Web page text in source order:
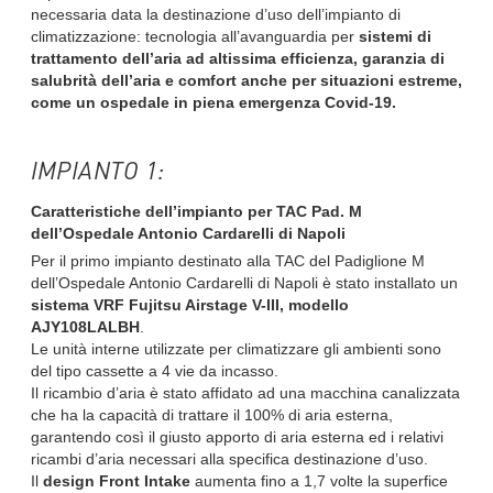
necessaria data la destinazione d’uso dell’impianto di
climatizzazione: tecnologia all’avanguardia per sistemi di
trattamento dell’aria ad altissima efficienza, garanzia di
salubrità dell’aria e comfort anche per situazioni estreme,
come un ospedale in piena emergenza Covid-19.
IMPIANTO 1:
Caratteristiche dell’impianto per TAC Pad. M
dell’Ospedale Antonio Cardarelli di Napoli
Per il primo impianto destinato alla TAC del Padiglione M
dell’Ospedale Antonio Cardarelli di Napoli è stato installato un
sistema VRF Fujitsu Airstage V-III, modello
AJY108LALBH.
Le unità interne utilizzate per climatizzare gli ambienti sono
del tipo cassette a 4 vie da incasso.
Il ricambio d’aria è stato affidato ad una macchina canalizzata
che ha la capacità di trattare il 100% di aria esterna,
garantendo così il giusto apporto di aria esterna ed i relativi
ricambi d’aria necessari alla specifica destinazione d’uso.
Il design Front Intakeaumenta fino a 1,7 volte la superfice